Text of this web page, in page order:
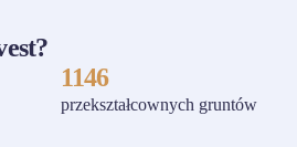
1146
przekształcownych gruntów